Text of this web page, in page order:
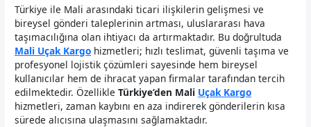
Türkiye ile Mali arasındaki ticari ilişkilerin gelişmesi ve
bireysel gönderi taleplerinin artması, uluslararası hava
taşımacılığına olan ihtiyacı da artırmaktadır. Bu doğrultuda
Mali Uçak Kargo hizmetleri; hızlı teslimat, güvenli taşıma ve
profesyonel lojistik çözümleri sayesinde hem bireysel
kullanıcılar hem de ihracat yapan firmalar tarafından tercih
edilmektedir. ÖzellikleTürkiye’den Mali Uçak Kargo
hizmetleri, zaman kaybını en aza indirerek gönderilerin kısa
sürede alıcısına ulaşmasını sağlamaktadır.